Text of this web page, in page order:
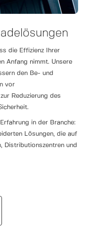
die Effizienz Ihrer
Anfang nimmt. Unsere
den Be- und
vor
Reduzierung des
in der Branche:
Lösungen, die auf
Distributionszentren und